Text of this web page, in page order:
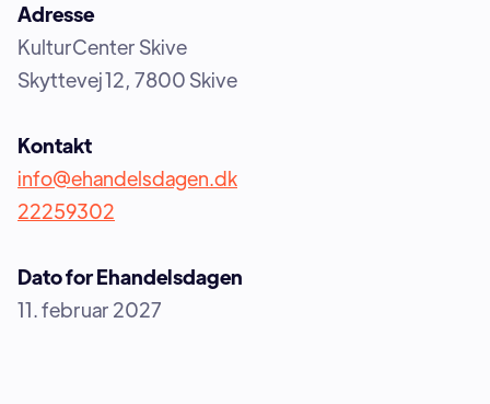
Adresse
KulturCenter Skive
Skyttevej 12, 7800 Skive
Kontakt
info@ehandelsdagen.dk
22259302
Dato for Ehandelsdagen
11. februar 2027